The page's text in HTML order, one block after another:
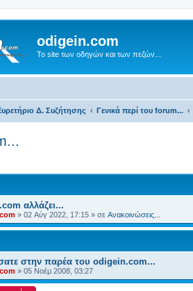
odigein.com
Το site των οδηγών και των πεζών...
Δ. Συζήτησης Γενικά περί του forum...
αλλάζει...
» 02 Αύγ 2022, 17:15 » σε Ανακοινώσεις...
στην παρέα του odigein.com...
» 05 Νοέμ 2008, 03:27